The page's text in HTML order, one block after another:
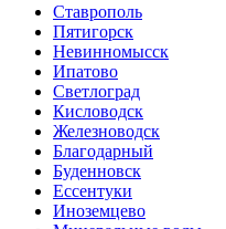
Ставрополь
Пятигорск
Невинномысск
Ипатово
Светлоград
Кисловодск
Железноводск
Благодарный
Буденновск
Ессентуки
Иноземцево